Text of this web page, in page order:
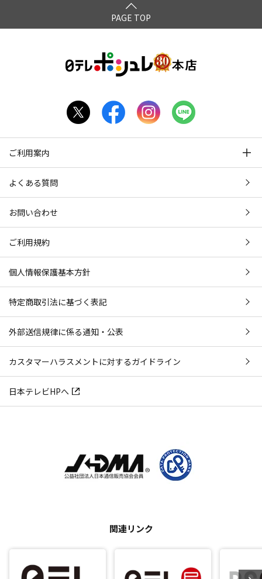
PAGE TOP
ご利用案内
よくある質問
お問い合わせ
ご利用規約
個人情報保護基本方針
特定商取引法に基づく表記
外部送信規律に係る通知・公表
カスタマーハラスメントに対するガイドライン
日本テレビHPへ
関連リンク